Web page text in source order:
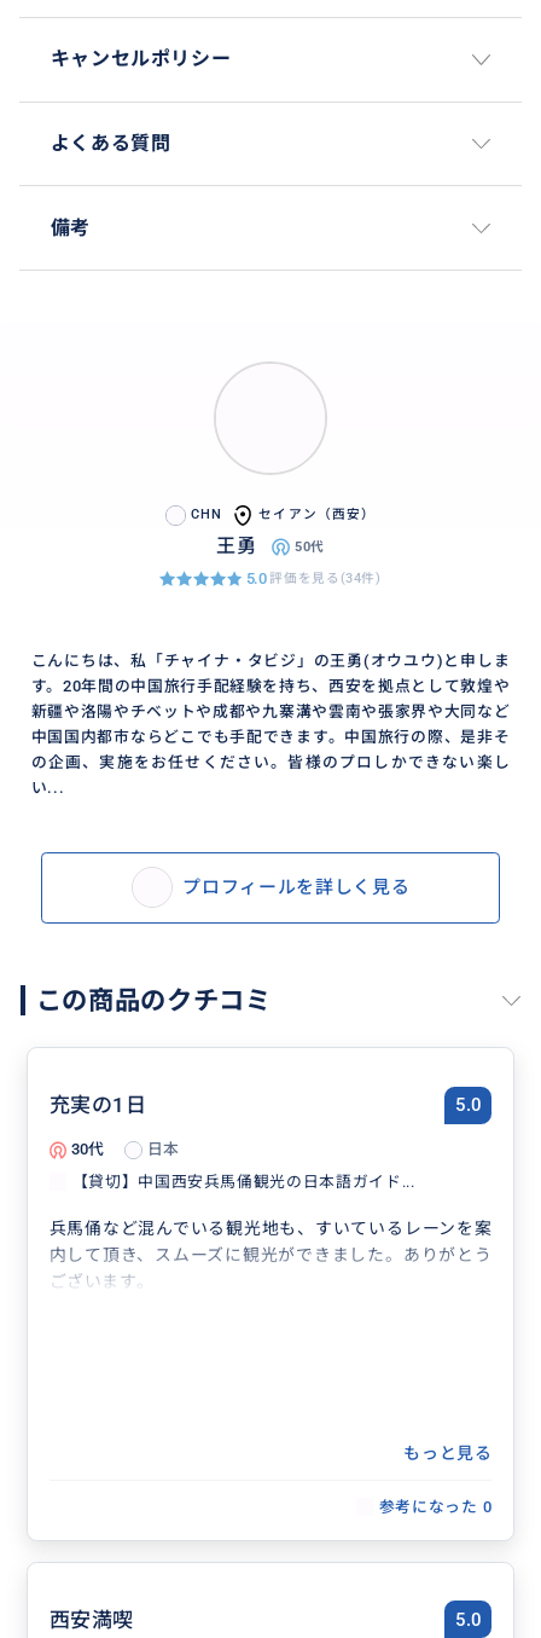
キャンセルポリシー
よくある質問
備考
CHN セイアン（西安）
王勇 50代
5.0評価を見る(34件)
こんにちは、私「チャイナ・タビジ」の王勇(オウユウ)と申しま
す。20年間の中国旅行手配経験を持ち、西安を拠点として敦煌や
新疆や洛陽やチベットや成都や九寨溝や雲南や張家界や大同など
中国国内都市ならどこでも手配できます。中国旅行の際、是非そ
の企画、実施をお任せください。皆様のプロしかできない楽し
い...
プロフィールを詳しく見る
この商品のクチコミ
充実の1日 5.0
30代
日本
【貸切】中国西安兵馬俑観光の日本語ガイド...
兵馬俑など混んでいる観光地も、すいているレーンを案
内して頂き、スムーズに観光ができました。ありがとう
ございます。
もっと見る
参考になった 0
西安満喫 5.0